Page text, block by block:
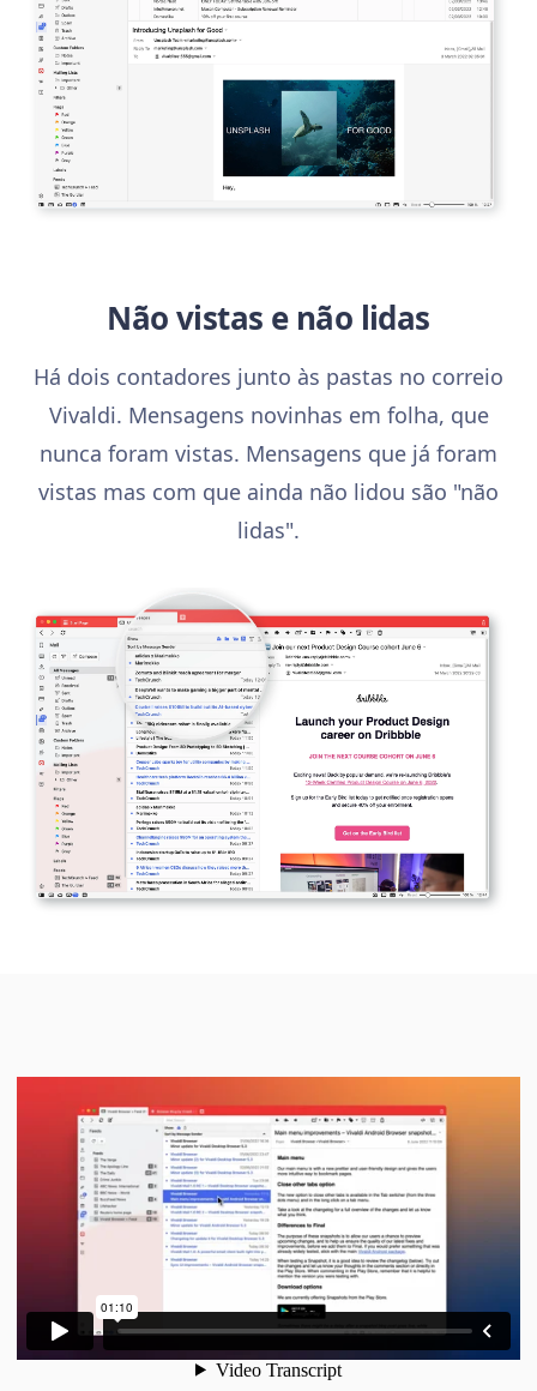
Não vistas e não lidas
Há dois contadores junto às pastas no correio
Vivaldi. Mensagens novinhas em folha, que
nunca foram vistas. Mensagens que já foram
vistas mas com que ainda não lidou são "não
lidas".